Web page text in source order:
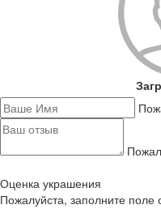
Оценка украшения
Пожалуйста, заполните поле